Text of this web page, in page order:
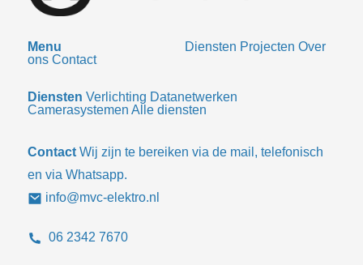
Menu Diensten Projecten Over
ons Contact
Diensten Verlichting Datanetwerken
Camerasystemen Alle diensten
ContactWij zijn te bereiken via de mail, telefonisch
en via Whatsapp.
info@mvc-elektro.nl
06 2342 7670